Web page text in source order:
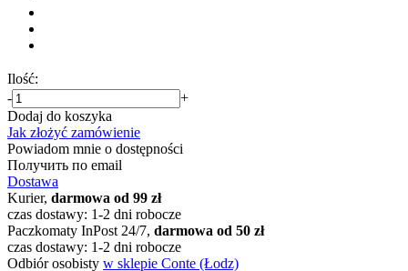
Ilość:
-
+
Dodaj do koszyka
Jak złożyć zamówienie
Powiadom mnie o dostępności
Получить по email
Dostawa
Kurier, darmowa od 99 zł
czas dostawy: 1-2 dni robocze
Paczkomaty InPost 24/7, darmowa od 50 zł
czas dostawy: 1-2 dni robocze
Odbiór osobisty w sklepie Conte (Łodz)